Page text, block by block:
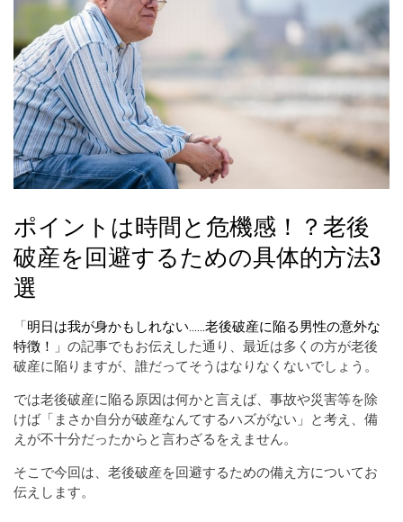
ポイントは時間と危機感！？老後
破産を回避するための具体的方法3
選
「明日は我が身かもしれない……老後破産に陥る男性の意外な
特徴！
」の記事でもお伝えした通り、最近は多くの方が老後
破産に陥りますが、誰だってそうはなりなくないでしょう。
では老後破産に陥る原因は何かと言えば、事故や災害等を除
けば「まさか自分が破産なんてするハズがない」と考え、備
えが不十分だったからと言わざるをえません。
そこで今回は、老後破産を回避するための備え方についてお
伝えします。